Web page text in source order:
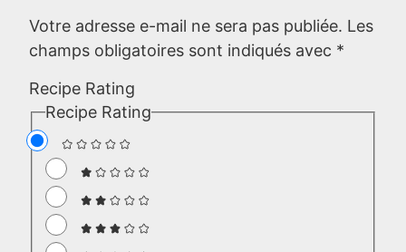
Votre adresse e-mail ne sera pas publiée. Les
champs obligatoires sont indiqués avec *
Recipe Rating
Recipe Rating